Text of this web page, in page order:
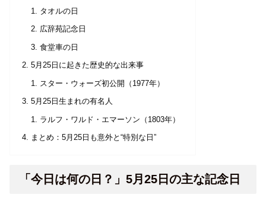
タオルの日
広辞苑記念日
食堂車の日
5月25日に起きた歴史的な出来事
スター・ウォーズ初公開（1977年）
5月25日生まれの有名人
ラルフ・ワルド・エマーソン（1803年）
まとめ：5月25日も意外と“特別な日”
「今日は何の日？」5月25日の主な記念日